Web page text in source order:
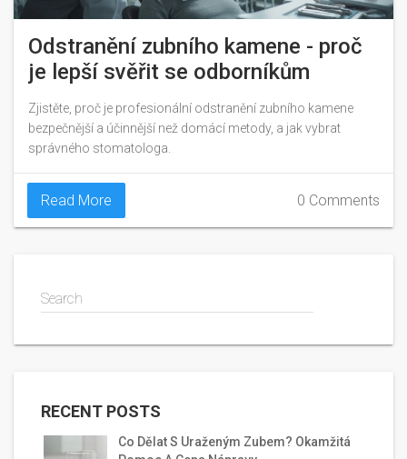
Odstranění zubního kamene - proč
je lepší svěřit se odborníkům
Zjistěte, proč je profesionální odstranění zubního kamene
bezpečnější a účinnější než domácí metody, a jak vybrat
správného stomatologa.
Read More 0 Comments
Search
RECENT POSTS
Co Dělat S Uraženým Zubem? Okamžitá